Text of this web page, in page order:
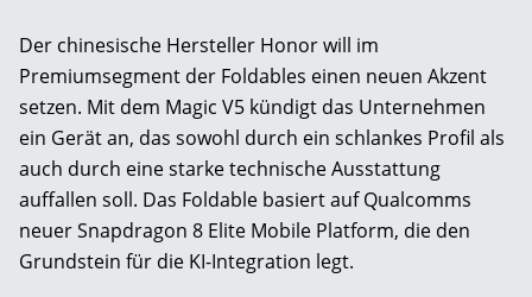
Der chinesische Hersteller Honor will im
Premiumsegment der Foldables einen neuen Akzent
setzen. Mit dem Magic V5 kündigt das Unternehmen
ein Gerät an, das sowohl durch ein schlankes Profil als
auch durch eine starke technische Ausstattung
auffallen soll. Das Foldable basiert auf Qualcomms
neuer Snapdragon 8 Elite Mobile Platform, die den
Grundstein für die KI-Integration legt.